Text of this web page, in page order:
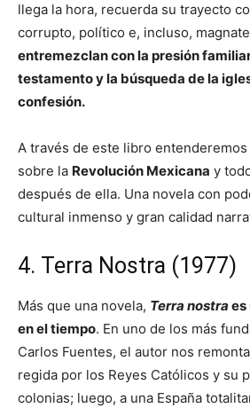
llega la hora, recuerda su trayecto
corrupto, político e, incluso, magnate
entremezclan con la presión
testamento y la búsqueda de la
confesión.
A través de este libro
sobre la Revolución Mexicana y
después de ella. Una novela con
cultural inmenso y gran calidad
4. Terra Nostra (1977)
Más que una novela, Terra nostra es
en el tiempo. En uno de los más
Carlos Fuentes, el autor nos
regida por los Reyes Católicos y su
colonias; luego, a una España